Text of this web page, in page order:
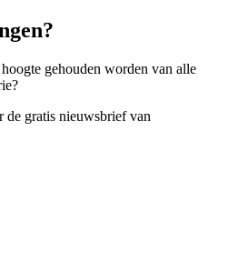
gehouden worden van alle
de gratis nieuwsbrief van